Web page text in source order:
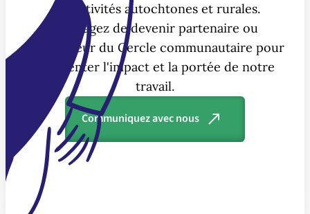
collectivités autochtones et rurales.
Envisagez de devenir partenaire ou
investisseur du Cercle communautaire pour
augmenter l'impact et la portée de notre
travail.
Communiquez avec nous